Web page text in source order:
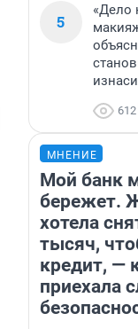
5
«Дело
612
МНЕНИЕ
Мой банк
бережет.
хотела
тысяч,
кредит, —
приехала